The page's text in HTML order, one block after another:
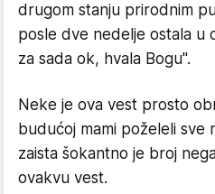
drugom stanju prirodnim
posle dve nedelje ostala u
za sada ok, hvala Bogu".
Neke je ova vest prosto
budućoj mami poželeli sve
zaista šokantno je broj
ovakvu vest.